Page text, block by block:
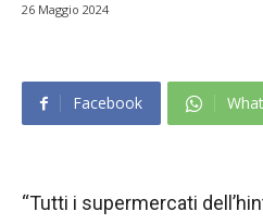
26 Maggio 2024
Facebook
“Tutti i supermercati